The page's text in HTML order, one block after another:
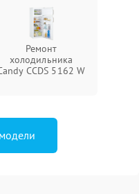
Ремонт
холодильника
CCDS 5162 W